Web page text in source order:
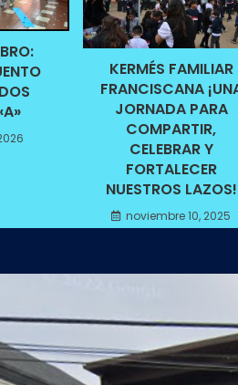
KERMÉS FAMILIAR
FRANCISCANA
JORNADA PARA
COMPARTIR,
CELEBRAR Y
FORTALECER
NUESTROS LAZOS!
noviembre 10, 2025